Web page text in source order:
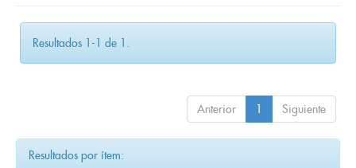
Resultados 1-1 de 1.
Anterior 1 Siguiente
Resultados por ítem: